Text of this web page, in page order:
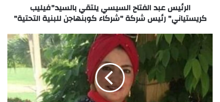
الرئيس عبد الفتاح السيسي يلتقي بالسيد"فيليب
كريستياني" رئيس شركة "شركاء كوبنهاجن للبنية التحتية"